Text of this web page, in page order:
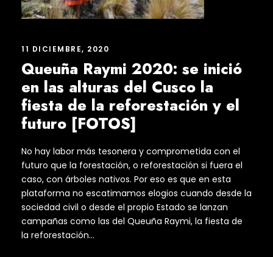
11 DICIEMBRE, 2020
Queuña Raymi 2020: se inició
en las alturas del Cusco la
fiesta de la reforestación y el
futuro [FOTOS]
No hay labor más tesonera y comprometida con el
futuro que la forestación, o reforestación si fuera el
caso, con árboles nativos. Por eso es que en esta
plataforma no escatimamos elogios cuando desde la
sociedad civil o desde el propio Estado se lanzan
campañas como las del Queuña Raymi, la fiesta de
la reforestación...